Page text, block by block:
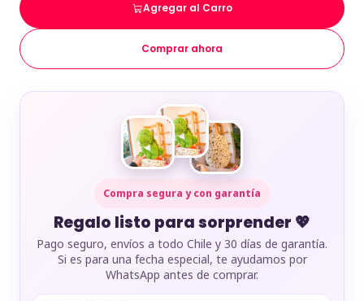
Agregar al Carro
Comprar ahora
Compra segura y con garantía
Regalo listo para sorprender 💖
Pago seguro, envíos a todo Chile y 30 días de garantía.
Si es para una fecha especial, te ayudamos por
WhatsApp antes de comprar.